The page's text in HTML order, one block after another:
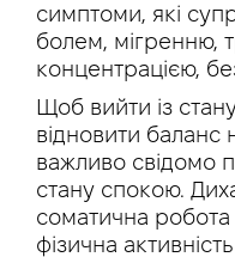
симптоми, які
болем, мігренню,
концентрацією,
Щоб вийти із
відновити баланс
важливо свідомо
стану спокою.
соматична робота
фізична